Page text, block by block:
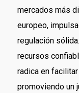
mercados más
europeo,
regulación
recursos
radica en
promoviendo un